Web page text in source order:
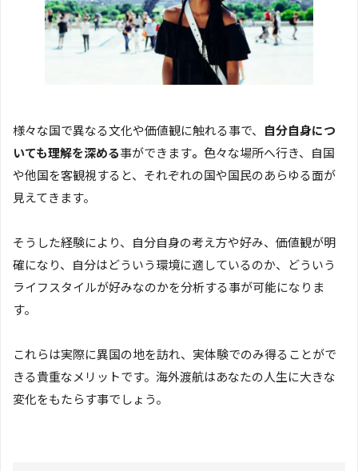
様々な国で異なる文化や価値観に触れる事で、 自分自身につ
いても理解を深める事ができます。 色々な場所へ行き、自国
や他国を客観視すると、それぞれの国や国民のあらゆる面が
見えてきます。
そうした経験により、自分自身の考え方や好み、価値観が明
確になり、自分はどういう環境に適しているのか、どういう
ライフスタイルが好みなのかを分析する事が可能になりま
す。
これらは実際に異国の地を訪れ、実体験でのみ得ることがで
きる貴重なメリットです。海外渡航はあなたの人生に大きな
変化をもたらす事でしょう。